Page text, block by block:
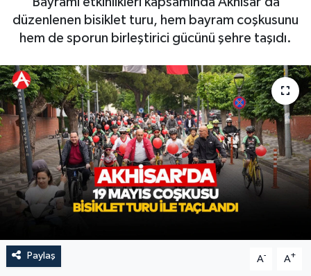
düzenlenen bisiklet turu, hem bayram coşkusunu
hem de sporun birleştirici gücünü şehre taşıdı.
Paylaş A- A+
Magazin
Kadın
Yerel Haber
Akhisar Emlak
Ülke
Etiketler
Duyurular
Sektörel
Röportaj
Dünya
Yaşam